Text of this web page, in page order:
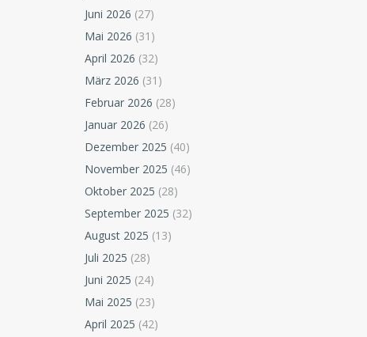
Juni 2026 (27)
Mai 2026 (31)
April 2026 (32)
März 2026 (31)
Februar 2026 (28)
Januar 2026 (26)
Dezember 2025 (40)
November 2025 (46)
Oktober 2025 (28)
September 2025 (32)
August 2025 (13)
Juli 2025 (28)
Juni 2025 (24)
Mai 2025 (23)
April 2025 (42)